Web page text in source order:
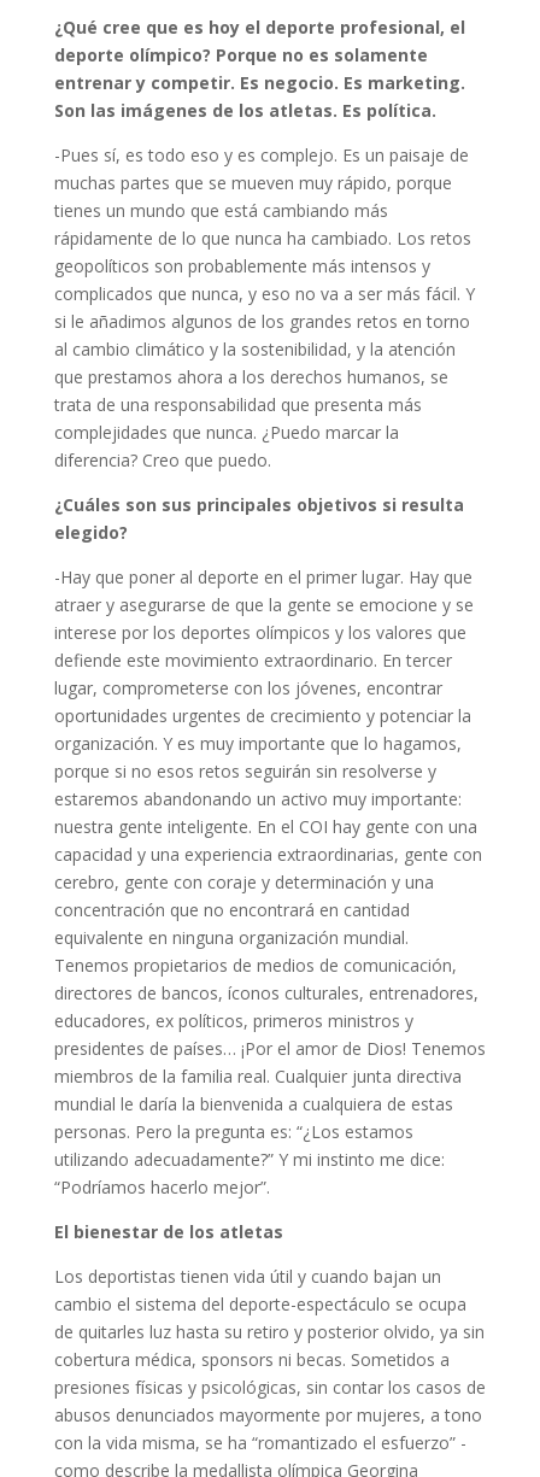
¿Qué cree que es hoy el deporte profesional, el
deporte olímpico? Porque no es solamente
entrenar y competir. Es negocio. Es marketing.
Son las imágenes de los atletas. Es política.
-Pues sí, es todo eso y es complejo. Es un paisaje de
muchas partes que se mueven muy rápido, porque
tienes un mundo que está cambiando más
rápidamente de lo que nunca ha cambiado. Los retos
geopolíticos son probablemente más intensos y
complicados que nunca, y eso no va a ser más fácil. Y
si le añadimos algunos de los grandes retos en torno
al cambio climático y la sostenibilidad, y la atención
que prestamos ahora a los derechos humanos, se
trata de una responsabilidad que presenta más
complejidades que nunca. ¿Puedo marcar la
diferencia? Creo que puedo.
¿Cuáles son sus principales objetivos si resulta
elegido?
-Hay que poner al deporte en el primer lugar. Hay que
atraer y asegurarse de que la gente se emocione y se
interese por los deportes olímpicos y los valores que
defiende este movimiento extraordinario. En tercer
lugar, comprometerse con los jóvenes, encontrar
oportunidades urgentes de crecimiento y potenciar la
organización. Y es muy importante que lo hagamos,
porque si no esos retos seguirán sin resolverse y
estaremos abandonando un activo muy importante:
nuestra gente inteligente. En el COI hay gente con una
capacidad y una experiencia extraordinarias, gente con
cerebro, gente con coraje y determinación y una
concentración que no encontrará en cantidad
equivalente en ninguna organización mundial.
Tenemos propietarios de medios de comunicación,
directores de bancos, íconos culturales, entrenadores,
educadores, ex políticos, primeros ministros y
presidentes de países… ¡Por el amor de Dios! Tenemos
miembros de la familia real. Cualquier junta directiva
mundial le daría la bienvenida a cualquiera de estas
personas. Pero la pregunta es: “¿Los estamos
utilizando adecuadamente?” Y mi instinto me dice:
“Podríamos hacerlo mejor”.
El bienestar de los atletas
Los deportistas tienen vida útil y cuando bajan un
cambio el sistema del deporte-espectáculo se ocupa
de quitarles luz hasta su retiro y posterior olvido, ya sin
cobertura médica, sponsors ni becas. Sometidos a
presiones físicas y psicológicas, sin contar los casos de
abusos denunciados mayormente por mujeres, a tono
con la vida misma, se ha “romantizado el esfuerzo” -
como describe la medallista olímpica Georgina